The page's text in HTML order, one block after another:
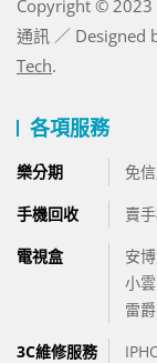
Copyright © 2023
通訊 ／ Designed
Tech.
各項服務
樂分期
免
手機回收
賣
電視盒
安
小
雷
3C維修服務